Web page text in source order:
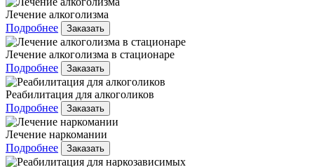
Лечение алкоголизма
Подробнее
Заказать
Лечение алкоголизма в стационаре
Подробнее
Заказать
Реабилитация для алкоголиков
Подробнее
Заказать
Лечение наркомании
Подробнее
Заказать